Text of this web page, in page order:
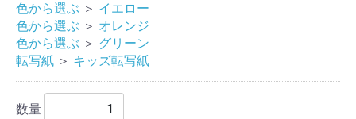
色から選ぶ ＞ イエロー
色から選ぶ ＞ オレンジ
色から選ぶ ＞ グリーン
転写紙 ＞ キッズ転写紙
数量